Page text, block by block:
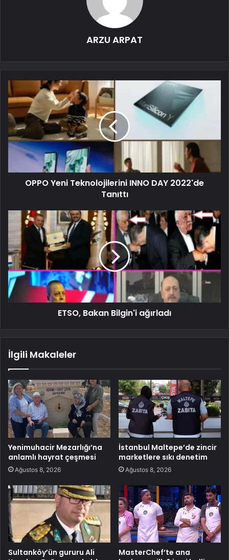
ARZU ARPAT
OPPO Yeni Teknolojilerini INNO DAY 2022'de
Tanıttı
ETSO, Bakan Bilgin'i ağırladı
İlgili Makaleler
Yenimuhacir Mezarlığı’na
anlamlı hayrat çeşmesi
Ağustos 8, 2026
İstanbul Maltepe’de zincir
marketlere sıkı denetim
Ağustos 8, 2026
Sultanköy’ün gururu Ali
MasterChef’te ana